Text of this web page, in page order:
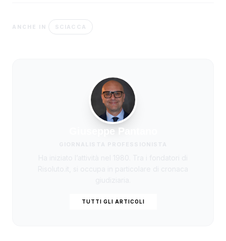
ANCHE IN SCIACCA
Giuseppe Pantano
TUTTI GLI ARTICOLI